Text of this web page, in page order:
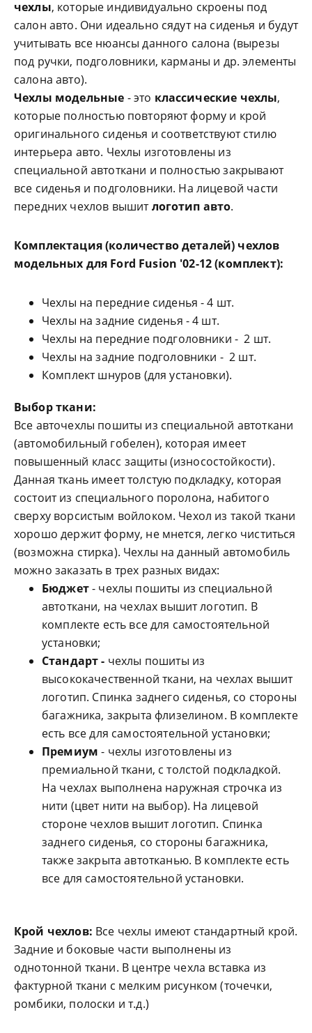
чехлы, которые индивидуально скроены под
салон авто. Они идеально сядут на сиденья и будут
учитывать все нюансы данного салона (вырезы
под ручки, подголовники, карманы и др. элементы
салона авто).
Чехлы модельные - это классические чехлы,
которые полностью повторяют форму и крой
оригинального сиденья и соответствуют стилю
интерьера авто. Чехлы изготовлены из
специальной автоткани и полностью закрывают
все сиденья и подголовники. На лицевой части
передних чехлов вышитлоготип авто.
Комплектация (количество деталей) чехлов
модельных для Ford Fusion '02-12 (комплект):
Чехлы на передние сиденья - 4 шт.
Чехлы на задние сиденья - 4 шт.
Чехлы на передние подголовники - 2 шт.
Чехлы на задние подголовники - 2 шт.
Комплект шнуров (для установки).
Выбор ткани:
Все авточехлы пошиты из специальной автоткани
(автомобильный гобелен), которая имеет
повышенный класс защиты (износостойкости).
Данная ткань имеет толстую подкладку, которая
состоит из специального поролона, набитого
сверху ворсистым войлоком. Чехол из такой ткани
хорошо держит форму, не мнется, легко чиститься
(возможна стирка). Чехлы на данный автомобиль
можно заказать в трех разных видах:
Бюджет- чехлы пошиты из специальной
автоткани, на чехлах вышит логотип. В
комплекте есть все для самостоятельной
установки;
Стандарт - чехлы пошиты из
высококачественной ткани, на чехлах вышит
логотип. Спинка заднего сиденья, со стороны
багажника, закрыта флизелином. В комплекте
есть все для самостоятельной установки;
Премиум - чехлы изготовлены из
премиальной ткани, с толстой подкладкой.
На чехлах выполнена наружная строчка из
нити (цвет нити на выбор). На лицевой
стороне чехлов вышит логотип. Спинка
заднего сиденья, со стороны багажника,
также закрыта автотканью. В комплекте есть
все для самостоятельной установки.
Крой чехлов: Все чехлы имеют стандартный крой.
Задние и боковые части выполнены из
однотонной ткани. В центре чехла вставка из
фактурной ткани с мелким рисунком (точечки,
ромбики, полоски и т.д.)